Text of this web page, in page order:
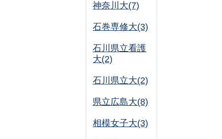
神奈川大(7)
石巻専修大(3)
石川県立看護
大(2)
石川県立大(2)
県立広島大(8)
相模女子大(3)